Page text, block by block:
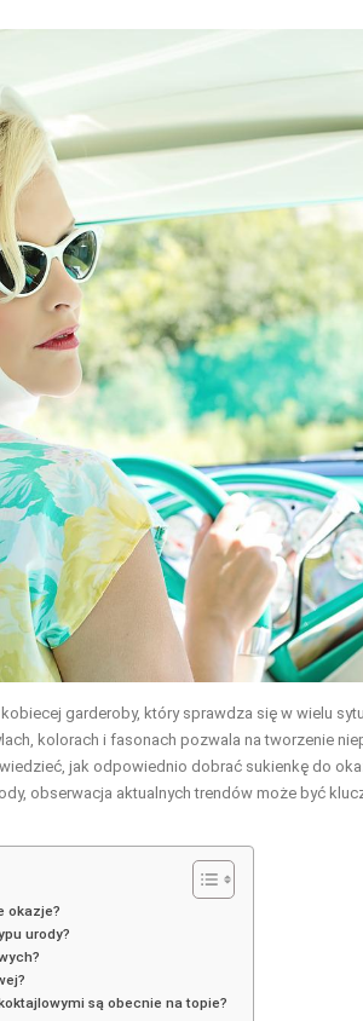
garderoby, który sprawdza się w wielu
kolorach i fasonach pozwala na tworzenie
jak odpowiednio dobrać sukienkę do
obserwacja aktualnych trendów może być
okazje?
urody?
są obecnie na topie?